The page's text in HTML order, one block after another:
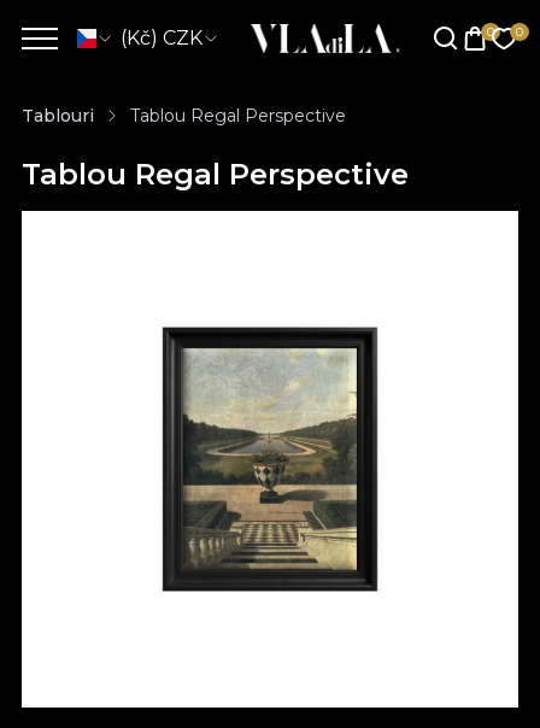
(Kč) CZK
Tablouri Tablou Regal Perspective
Tablou Regal Perspective